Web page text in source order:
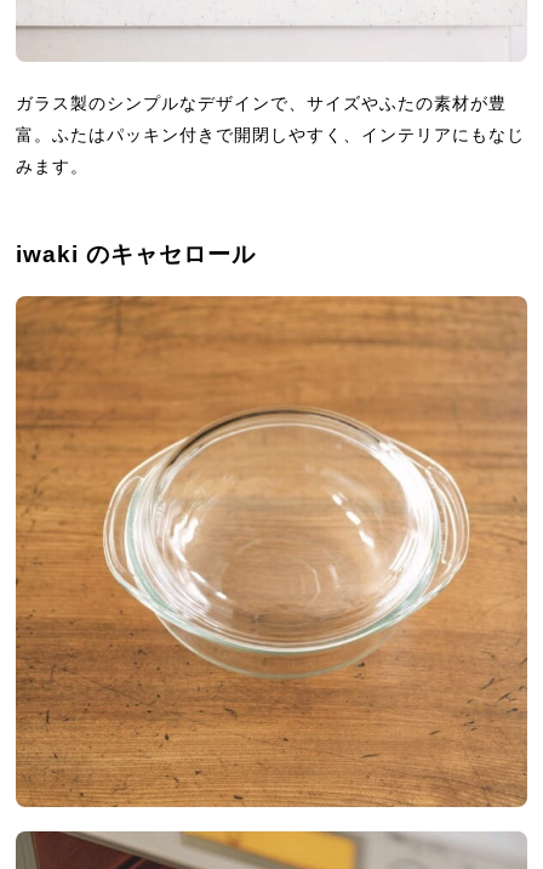
ガラス製のシンプルなデザインで、サイズやふたの素材が豊
富。ふたはパッキン付きで開閉しやすく、インテリアにもなじ
みます。
iwaki のキャセロール